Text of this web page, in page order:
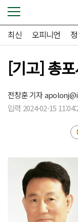
최신 오피니언
[기고] 총
전창훈 기자
입력 2024-02-15